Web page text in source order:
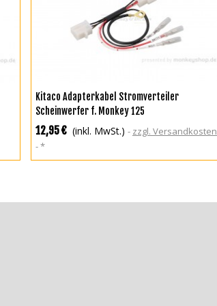
IN DEN WARENKORB
Kitaco Adapterkabel Stromverteiler
Scheinwerfer f. Monkey 125
12,95 € (inkl. MwSt.)
zzgl. Versandkosten
*